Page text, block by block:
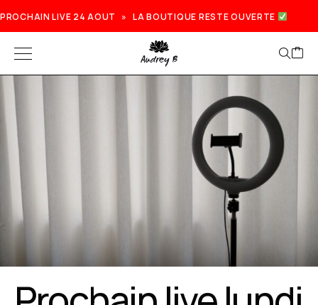
PROCHAIN LIVE 24 AOUT » LA BOUTIQUE RESTE OUVERTE